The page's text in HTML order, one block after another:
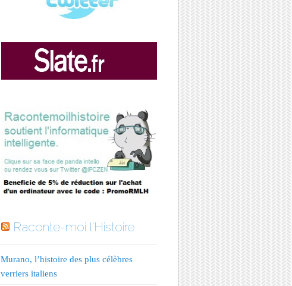
Raconte-moi l'Histoire
Murano, l’histoire des plus célèbres
verriers italiens